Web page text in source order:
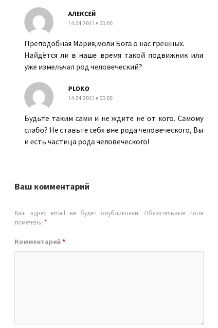
АЛЕКСЕЙ
14.04.2011 в 00:00
Преподобная Мария,моли Бога о нас грешных.
Найдётся ли в наше время такой подвижник или
уже измельчал род человеческий?
PLOKO
14.04.2011 в 00:00
Будьте таким сами и не ждите не от кого. Самому
слабо? Не ставьте себя вне рода человеческого, Вы
и есть частица рода человеческого!
Ваш комментарий
Ваш адрес email не будет опубликован.
Обязательные поля
помечены *
Комментарий *